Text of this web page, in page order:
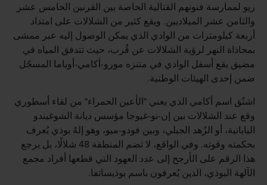
ريو لممارسة فنونهم القتالية الخاصة بين القرنين الخامس عشر
والثامن عشر الميلاديين. ويقع كثير من الشلالات على امتداد
أربعة كيلومترات من الوادي الذي يمكن الوصول إليه عبر ممشى
بمحاذاة النهر لرؤية الشلالات عن قُرب، حيث تتدفق المياه في
مضيق يقع أسفل الوادي في متنزه مورو-أكامي-أوياما المسجّل
ضمن إحدى الهيئات الوطنية.
اشتُق اسم أكامي الذي يعني "الأعين الحمراء" من لقاء أسطوري
وقع عند الشلالات بين إن-نو-غيوجا مؤسس ديانة الشوغيندو
اليابانية، أو الزُهد الجبلي، وبين فودو-ميو، وهو إلهٌ بوذي يُعرف
بحكمته وقوته. وفي الواقع، لا تضم المنطقة 48 شلالًا، بل يرجع
هذا الرقم على الأرجح إلى عدد العهود التي قطعها أفراد مجمع
الآلهة البوذي، الذين يُعرفون باسم بوذيساتفا.